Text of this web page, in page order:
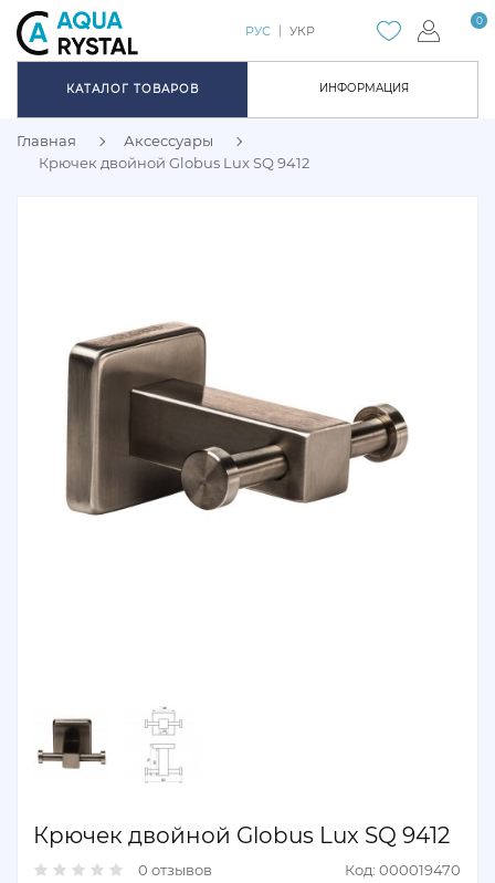
ИНФОРМАЦИЯ
0
РУС УКР
КАТАЛОГ ТОВАРОВ
Главная
Аксессуары
Крючек двойной Globus Lux SQ 9412
Крючек двойной Globus Lux SQ 9412
0 отзывов
Код: 000019470